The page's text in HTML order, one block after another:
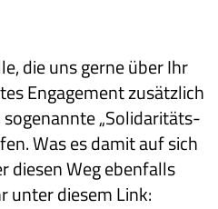
die uns gerne über Ihr
Engagement zusätzlich
„Solidaritäts-
Was es damit auf sich
diesen Weg ebenfalls
unter diesem Link: